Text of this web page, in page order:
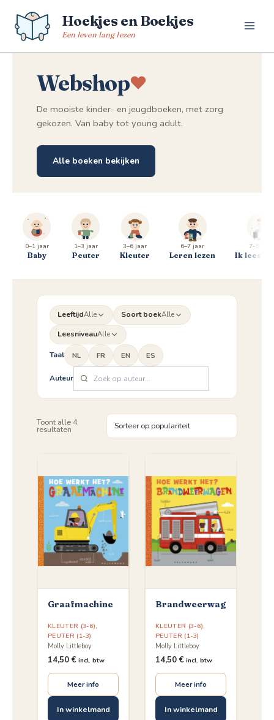
naar
Hoekjes en Boekjes
Een leven lang lezen
Webshop
De mooiste kinder- en jeugdboeken, met zorg
gekozen. Van baby tot young adult.
Alle boeken bekijken
0–1 jaar
Baby
1–3 jaar
Peuter
3–6 jaar
Kleuter
6–7 jaar
Leren lezen
7–9 jaar
Ik lees al
LeeftijdAlle Soort boekAlle
LeesniveauAlle
Taal NL FR EN ES
Auteur
Toont alle 4
resultaten
Graafmachine
KLEUTER (3-6),
PEUTER (1-3)
Molly Littleboy
14,50 € incl. btw
Meer info
In winkelmand
Brandweerwagen
KLEUTER (3-6),
PEUTER (1-3)
Molly Littleboy
14,50 € incl. btw
Meer info
In winkelmand